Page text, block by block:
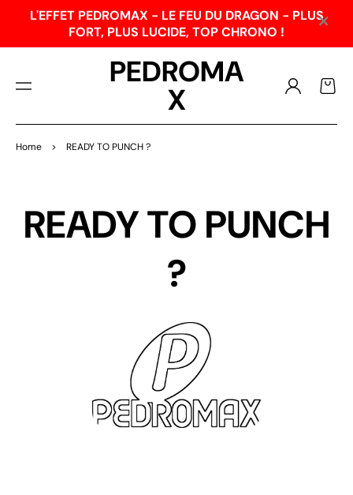
SER
CO
L'EFFET PEDROMAX - LE FEU DU DRAGON - PLUS
FORT, PLUS LUCIDE, TOP CHRONO !
PEDROMA
X Connexion Panier
Home > READY TO PUNCH ?
READY TO PUNCH
?
×